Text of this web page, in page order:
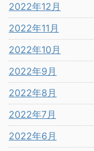
2022年12月
2022年11月
2022年10月
2022年9月
2022年8月
2022年7月
2022年6月